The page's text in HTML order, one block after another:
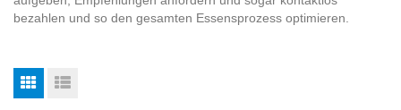
bezahlen und so den gesamten Essensprozess optimieren.